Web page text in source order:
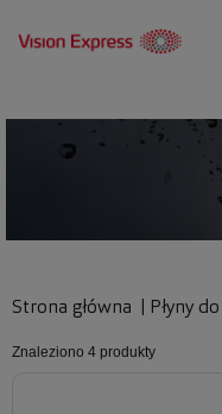
Strona główna Płyny
Znaleziono 4 produkty